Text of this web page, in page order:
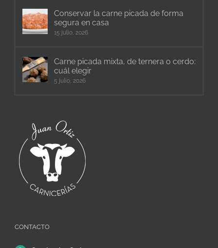
Conservar la carne picada de forma
segura en casa
15 julio, 2026
Carne picada mixta, de ternera o cerdo:
cuál elegir
5 julio, 2026
CONTACTO